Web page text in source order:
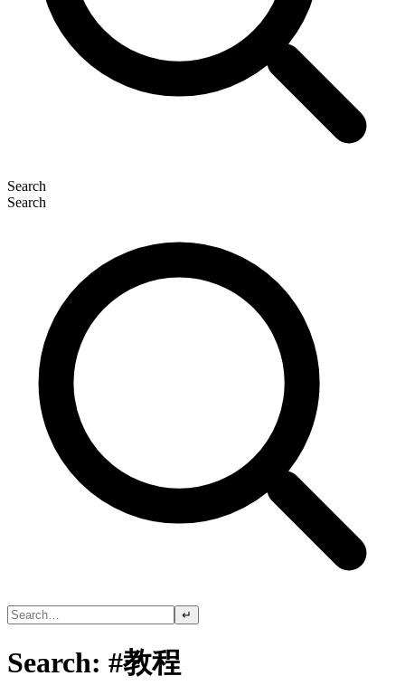
Search
Search
↵
Search: #教程